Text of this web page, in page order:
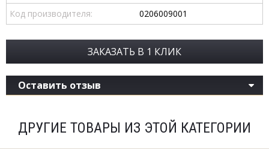
Код производителя:
0206009001
ЗАКАЗАТЬ В 1 КЛИК
Оставить отзыв
ДРУГИЕ ТОВАРЫ ИЗ ЭТОЙ КАТЕГОРИИ